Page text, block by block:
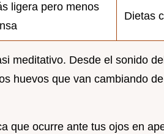
ligera pero menos
Dietas
meditativo. Desde el sonido
huevos que van cambiando
que ocurre ante tus ojos en